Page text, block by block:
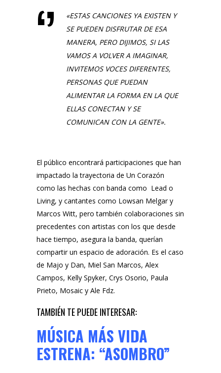
«ESTAS CANCIONES YA EXISTEN Y
SE PUEDEN DISFRUTAR DE ESA
MANERA, PERO DIJIMOS, SI LAS
VAMOS A VOLVER A IMAGINAR,
INVITEMOS VOCES DIFERENTES,
PERSONAS QUE PUEDAN
ALIMENTAR LA FORMA EN LA QUE
ELLAS CONECTAN Y SE
COMUNICAN CON LA GENTE».
El público encontrará participaciones que han
impactado la trayectoria de Un Corazón
como las hechas con banda como Lead o
Living, y cantantes como Lowsan Melgary
Marcos Witt, pero también colaboraciones sin
precedentes con artistas con los que desde
hace tiempo, asegura la banda, querían
compartir un espacio de adoración. Es el caso
de Majo y Dan, Miel San Marcos, Alex
Campos, Kelly Spyker, Crys Osorio, Paula
Prieto, Mosaic y Ale Fdz.
TAMBIÉN TE PUEDE INTERESAR:
MÚSICA MÁS VIDA
ESTRENA: “ASOMBRO”